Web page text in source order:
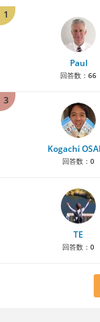
1
Paul
回答数： 66
3
Kogachi
回答数： 0
TE
回答数： 0